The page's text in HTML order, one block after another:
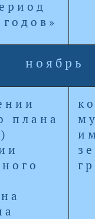
ноябрь
плана